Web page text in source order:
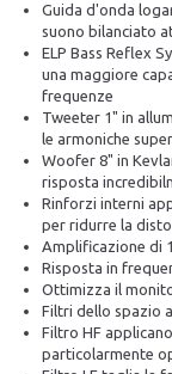
Guida d'onda
suono bilanciato
ELP Bass Reflex
una maggiore
frequenze
Tweeter 1" in
le armoniche
Woofer 8" in
risposta
Rinforzi interni
per ridurre la
Amplificazione di
Risposta in
Ottimizza il
Filtri dello spazio
Filtro HF
particolarmente